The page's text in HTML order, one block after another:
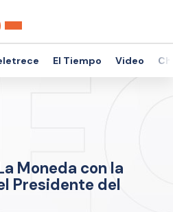
El Tiempo Video
Moneda con la
Presidente del